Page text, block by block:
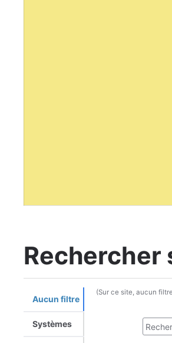
Rechercher
Aucun filtre
Systèmes
(Sur ce site, aucun